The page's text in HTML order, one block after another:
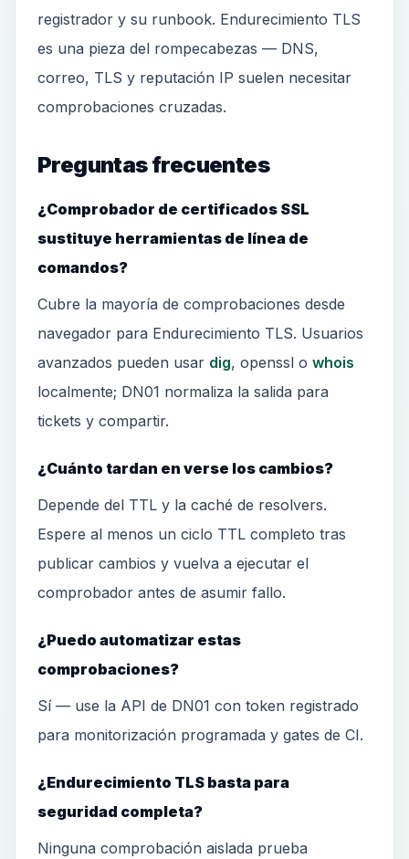
registrador y su runbook. Endurecimiento TLS
es una pieza del rompecabezas — DNS,
correo, TLS y reputación IP suelen necesitar
comprobaciones cruzadas.
Preguntas frecuentes
¿Comprobador de certificados SSL
sustituye herramientas de línea de
comandos?
Cubre la mayoría de comprobaciones desde
navegador para Endurecimiento TLS. Usuarios
avanzados pueden usar dig, openssl o whois
localmente; DN01 normaliza la salida para
tickets y compartir.
¿Cuánto tardan en verse los cambios?
Depende del TTL y la caché de resolvers.
Espere al menos un ciclo TTL completo tras
publicar cambios y vuelva a ejecutar el
comprobador antes de asumir fallo.
¿Puedo automatizar estas
comprobaciones?
Sí — use la API de DN01 con token registrado
para monitorización programada y gates de CI.
¿Endurecimiento TLS basta para
seguridad completa?
Ninguna comprobación aislada prueba